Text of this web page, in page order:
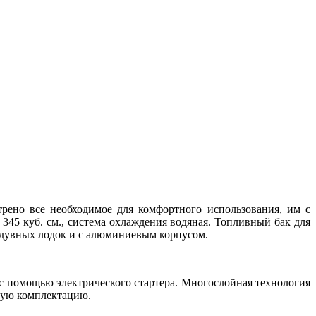
все необходимое для комфортного использования, им с
куб. см., система охлаждения водяная. Топливный бак для
лодок и с алюминиевым корпусом.
электрического стартера. Многослойная технология
комплектацию.